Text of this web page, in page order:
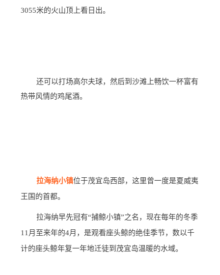
3055米的火山顶上看日出。
还可以打场高尔夫球，然后到沙滩上畅饮一杯富有
热带风情的鸡尾酒。
拉海纳小镇位于茂宜岛西部，这里曾一度是夏威夷
王国的首都。
拉海纳早先冠有“捕鲸小镇”之名，现在每年的冬季
11月至来年的4月，是观看座头鲸的绝佳季节，数以千
计的座头鲸年复一年地迁徒到茂宜岛温暖的水域。